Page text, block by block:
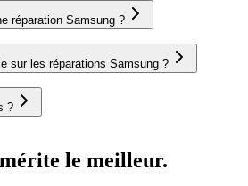
réparation Samsung ?
sur les réparations Samsung ?
?
le meilleur.